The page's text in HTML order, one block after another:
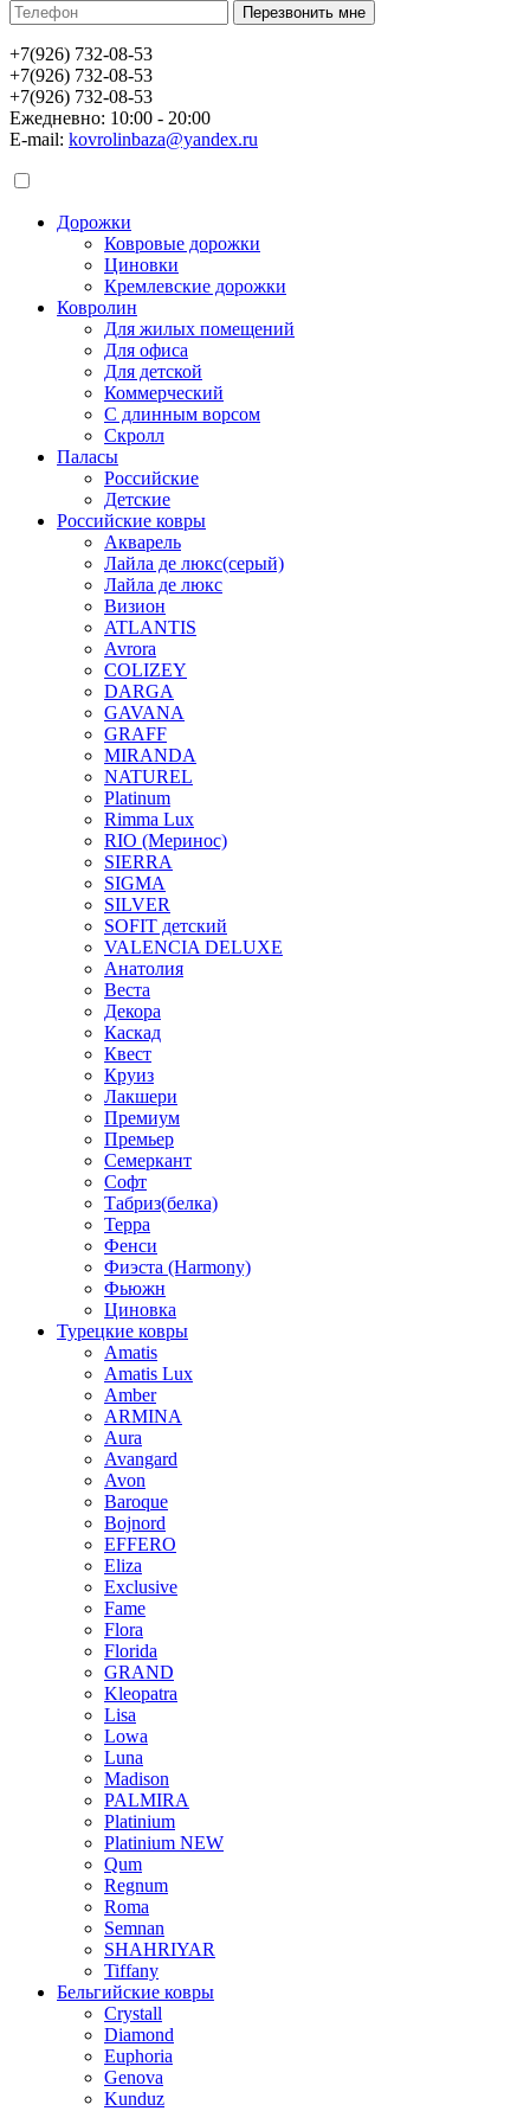
+7(926) 732-08-53
+7(926) 732-08-53
+7(926) 732-08-53
Ежедневно: 10:00 - 20:00
E-mail: kovrolinbaza@yandex.ru
Дорожки
Ковровые дорожки
Циновки
Кремлевские дорожки
Ковролин
Для жилых помещений
Для офиса
Для детской
Коммерческий
С длинным ворсом
Скролл
Паласы
Российские
Детские
Российские ковры
Акварель
Лайла де люкс(серый)
Лайла де люкс
Визион
ATLANTIS
Avrora
COLIZEY
DARGA
GAVANA
GRAFF
MIRANDA
NATUREL
Platinum
Rimma Lux
RIO (Меринос)
SIERRA
SIGMA
SILVER
SOFIT детский
VALENCIA DELUXE
Анатолия
Веста
Декора
Каскад
Квест
Круиз
Лакшери
Премиум
Премьер
Семеркант
Софт
Табриз(белка)
Терра
Фенси
Фиэста (Harmony)
Фьюжн
Циновка
Турецкие ковры
Amatis
Amatis Lux
Amber
ARMINA
Aura
Avangard
Avon
Baroque
Bojnord
EFFERO
Eliza
Exclusive
Fame
Flora
Florida
GRAND
Kleopatra
Lisa
Lowa
Luna
Madison
PALMIRA
Platinium
Platinium NEW
Qum
Regnum
Roma
Semnan
SHAHRIYAR
Tiffany
Бельгийские ковры
Crystall
Diamond
Euphoria
Genova
Kunduz